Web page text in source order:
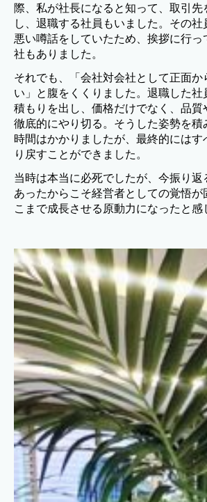
際、私が社長になると知って、取引先
し、退職する社員もいました。その
悪い噂話をしていたため、挨拶に行っ
社もありました。
それでも、「会社対会社として正面か
い」と腹をくくりました。退職した社
積もりを出し、価格だけでなく、品質
徹底的にやり切る。そうした姿勢を積
時間はかかりましたが、最終的にはす
り戻すことができました。
当時は本当に必死でしたが、今振り
あったからこそ経営者としての覚悟が
こまで成長させる原動力になったと感